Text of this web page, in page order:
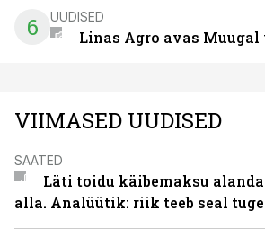
6 UUDISED
Linas Agro avas
VIIMASED UUDISED
SAATED
Läti toidu käibemaksu
alla. Analüütik: riik teeb seal